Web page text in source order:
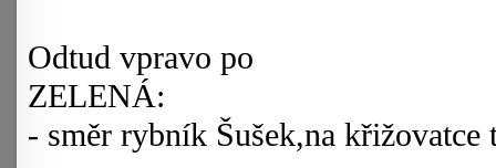
Odtud vpravo po
ZELENÁ:
- směr rybník Šušek,na